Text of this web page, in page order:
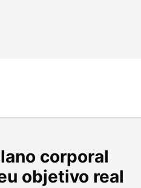
corporal
objetivo real